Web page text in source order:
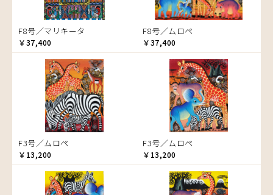
花
ヒョウ
フクロウ
ブドウの木
フラミンゴ
ヘビ
ペンギン
星空
マーケット
マサイ
マンゴーの木
水浴び
F8号／マリキータ
￥37,400
F8号／ムロペ
￥37,400
F3号／ムロペ
￥13,200
F3号／ムロペ
￥13,200